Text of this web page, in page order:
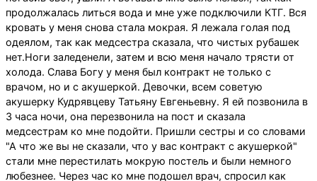
продолжалась литься вода и мне уже подключили КТГ. Вся
кровать у меня снова стала мокрая. Я лежала голая под
одеялом, так как медсестра сказала, что чистых рубашек
нет.Ноги заледенели, затем и всю меня начало трясти от
холода. Слава Богу у меня был контракт не только с
врачом, но и с акушеркой. Девочки, всем советую
акушерку Кудрявцеву Татьяну Евгеньевну. Я ей позвонила в
3 часа ночи, она перезвонила на пост и сказала
медсестрам ко мне подойти. Пришли сестры и со словами
"А что же вы не сказали, что у вас контракт с акушеркой"
стали мне перестилать мокрую постель и были немного
любезнее. Через час ко мне подошел врач, спросил как